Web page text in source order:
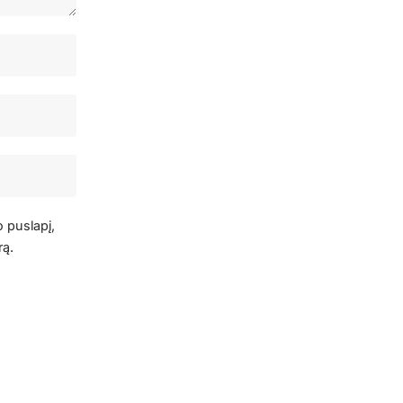
puslapį,